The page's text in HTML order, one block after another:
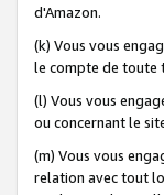
d'Amazon.
(k) Vous vous
le compte de toute
(l) Vous vous
ou concernant le
(m) Vous vous
relation avec tout